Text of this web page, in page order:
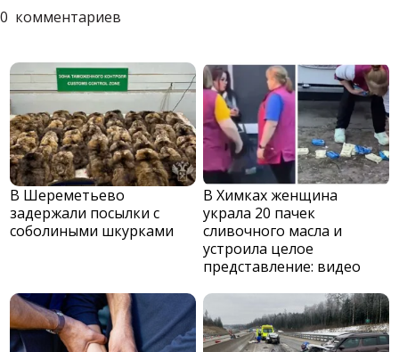
0 комментариев
В Шереметьево
задержали посылки с
соболиными шкурками
В Химках женщина
украла 20 пачек
сливочного масла и
устроила целое
представление: видео